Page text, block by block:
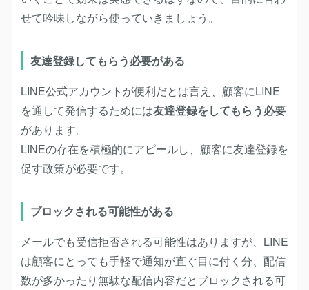
せて吟味しながら使っていきましょう。
友達登録してもらう必要がある
LINE公式アカウントが便利だとは言え、顧客にLINE
を通して発信するためには友達登録をしてもらう必要
があります。
LINEの存在を積極的にアピールし、顧客に友達登録を
促す政策が必要です。
ブロックされる可能性がある
メールでも受信拒否される可能性はありますが、LINE
は顧客にとっても手軽で通知が直ぐ目に付く分、配信
数が多かったり無駄な配信内容だとブロックされる可